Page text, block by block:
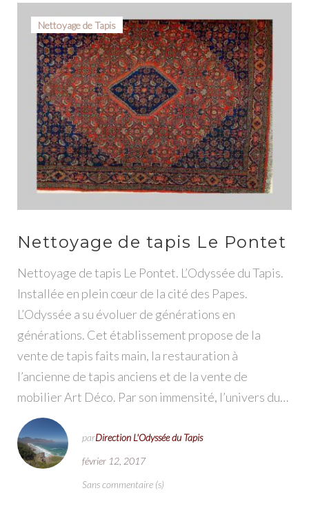
Jour :
12
février
2017
Nettoyage de Tapis
Nettoyage de tapis Le Pontet
Nettoyage de tapis Le Pontet. L’Odyssée du Tapis.
Installée en plein cœur de la cité des Papes.
L’Odyssée a su évoluer de générations en
générations. Cet établissement propose de la
vente de tapis faits main, la restauration à
l’ancienne de tapis anciens et de la vente de
mobilier Art Déco. Par son immensité, l’univers du…
parDirection L'Odyssée du Tapis
février 12, 2017
Sans commentaire (s)